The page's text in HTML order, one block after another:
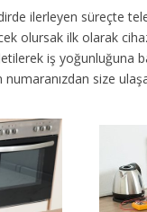
ilerleyen süreçte
olursak ilk olarak
iş
size